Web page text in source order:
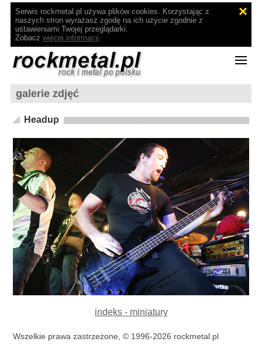
Serwis rockmetal.pl używa plików cookies. Korzystając z
naszych stron wyrażasz zgodę na ich użycie zgodnie z
ustawieniami Twojej przeglądarki.
Zobacz więcej informacji.
galerie zdjęć
Headup
indeks - miniatury
Wszelkie prawa zastrzeżone, © 1996-2026 rockmetal.pl